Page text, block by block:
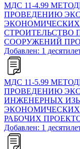
МДС 11-4.99
ПРОВЕДЕНИЮ
СТРОИТЕЛЬСТВО
СООРУЖЕНИЙ
Добавлен: 1
МДС 11-5.99
ПРОВЕДЕНИЮ
ИНЖЕНЕРНЫХ
РАБОЧИХ
Добавлен: 1